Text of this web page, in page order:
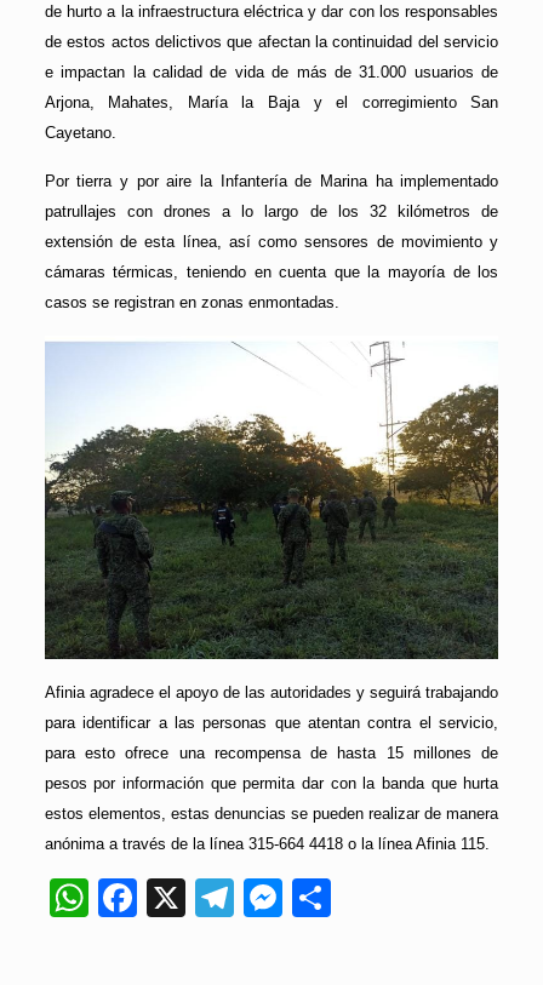
de hurto a la infraestructura eléctrica y dar con los responsables
de estos actos delictivos que afectan la continuidad del servicio
e impactan la calidad de vida de más de 31.000 usuarios de
Arjona, Mahates, María la Baja y el corregimiento San
Cayetano.
Por tierra y por aire la Infantería de Marina ha implementado
patrullajes con drones a lo largo de los 32 kilómetros de
extensión de esta línea, así como sensores de movimiento y
cámaras térmicas, teniendo en cuenta que la mayoría de los
casos se registran en zonas enmontadas.
Afinia agradece el apoyo de las autoridades y seguirá trabajando
para identificar a las personas que atentan contra el servicio,
para esto ofrece una recompensa de hasta 15 millones de
pesos por información que permita dar con la banda que hurta
estos elementos, estas denuncias se pueden realizar de manera
anónima a través de la línea 315-664 4418 o la línea Afinia 115.
WhatsApp
Facebook
X Telegram
Messenger